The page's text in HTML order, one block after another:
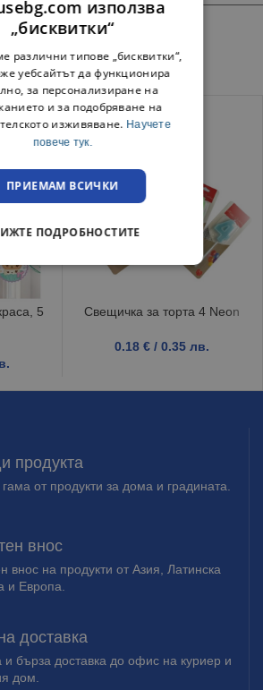
5
Трайно ниска цен
Свещичка за торта 4 Neon
0.18 € / 0.35 лв.
продукта
от продукти за дома и градината.
внос
внос на продукти от Азия, Латинска
и Европа.
доставка
и бърза доставка до офис на куриер и
дом.
използва
„бисквитки“
различни типове „бисквитки“,
уебсайтът да функционира
за персонализиране на
и за подобряване на
изживяване. Научете
повече тук.
ПРИЕМАМ ВСИЧКИ
ПОДРОБНОСТИТЕ